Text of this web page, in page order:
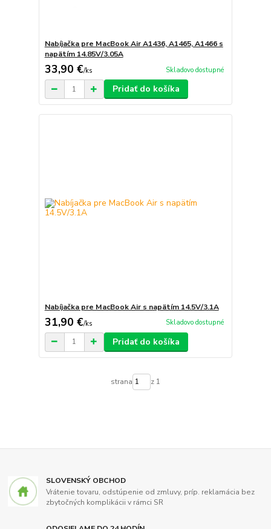
Nabíjačka pre MacBook Air A1436, A1465, A1466 s
napätím 14.85V/3.05A
33,90 €/ks Skladovo dostupné
Pridať do košíka
Nabíjačka pre MacBook Air s napätím 14.5V/3.1A
31,90 €/ks Skladovo dostupné
Pridať do košíka
strana z 1
SLOVENSKÝ OBCHOD
Vrátenie tovaru, odstúpenie od zmluvy, príp. reklamácia bez
zbytočných komplikácii v rámci SR